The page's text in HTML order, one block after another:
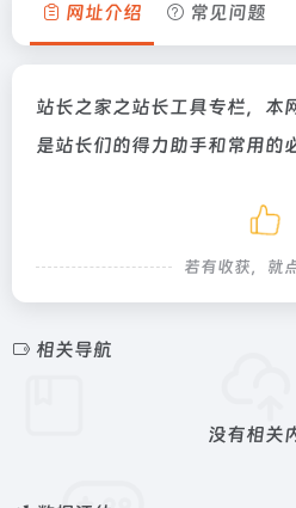
网址介绍 常见问题
站长之家之站长工具专栏，本
是站长们的得力助手和常用的
若有收获，就
相关导航
没有相关